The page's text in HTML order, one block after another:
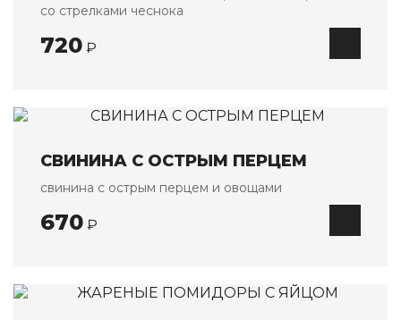
со стрелками чеснока
720 ₽
СВИНИНА С ОСТРЫМ ПЕРЦЕМ
свинина с острым перцем и овощами
670 ₽